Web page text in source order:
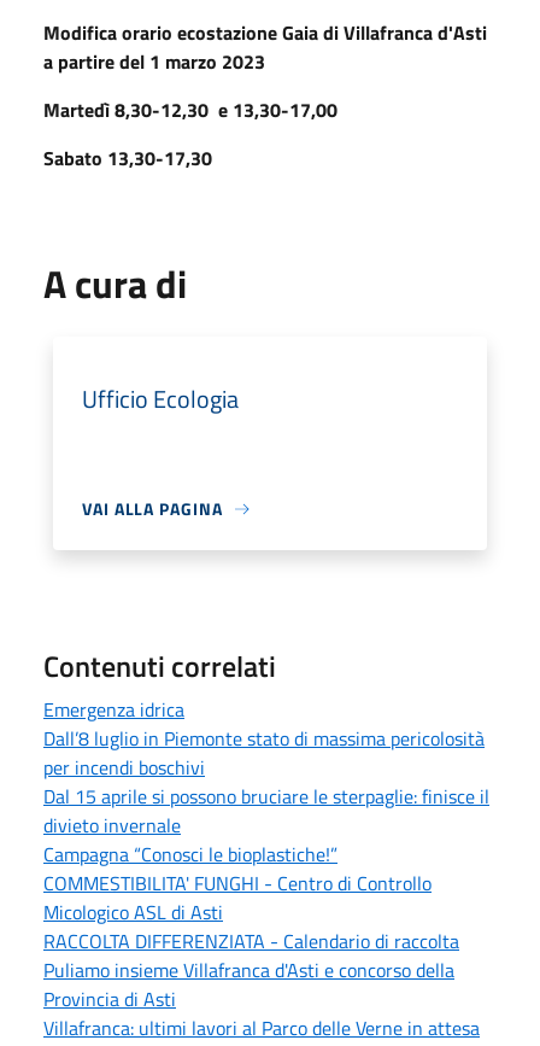
Modifica orario ecostazione Gaia di Villafranca d'Asti
a partire del 1 marzo 2023
Martedì 8,30-12,30 e 13,30-17,00
Sabato 13,30-17,30
A cura di
Ufficio Ecologia
VAI ALLA PAGINA
Contenuti correlati
Emergenza idrica
Dall’8 luglio in Piemonte stato di massima pericolosità
per incendi boschivi
Dal 15 aprile si possono bruciare le sterpaglie: finisce il
divieto invernale
Campagna “Conosci le bioplastiche!”
COMMESTIBILITA' FUNGHI - Centro di Controllo
Micologico ASL di Asti
RACCOLTA DIFFERENZIATA - Calendario di raccolta
Puliamo insieme Villafranca d'Asti e concorso della
Provincia di Asti
Villafranca: ultimi lavori al Parco delle Verne in attesa